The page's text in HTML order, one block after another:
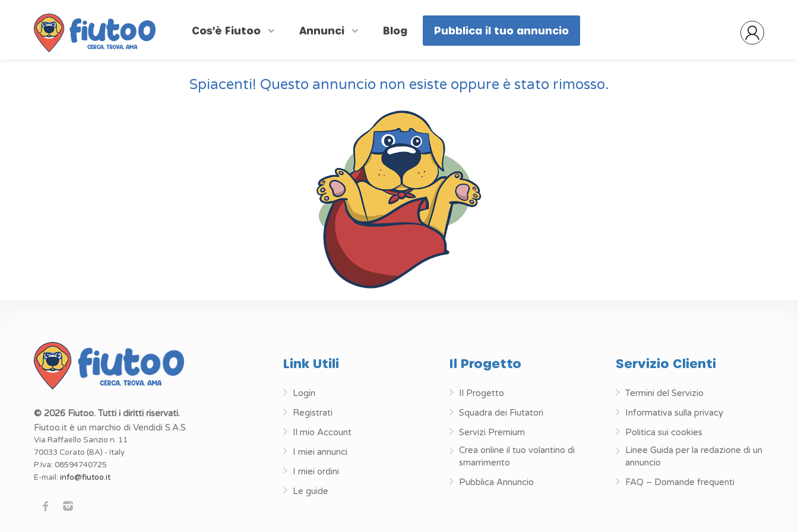
Cos'è Fiutoo Annunci Blog Pubblica il tuo annuncio
Spiacenti! Questo annuncio non esiste oppure è stato rimosso.
© 2026 Fiutoo. Tutti i diritti riservati.
Fiutoo.it è un marchio di Vendidi S.A.S.
Via Raffaello Sanzio n. 11
70033 Corato (BA) - Italy
P.Iva: 08594740725
E-mail: info@fiutoo.it
Link Utili
Login
Registrati
Il mio Account
I miei annunci
I miei ordini
Le guide
Il Progetto
Il Progetto
Squadra dei Fiutatori
Servizi Premium
Crea online il tuo volantino di
smarrimento
Pubblica Annuncio
Servizio Clienti
Termini del Servizio
Informativa sulla privacy
Politica sui cookies
Linee Guida per la redazione di un
annuncio
FAQ – Domande frequenti